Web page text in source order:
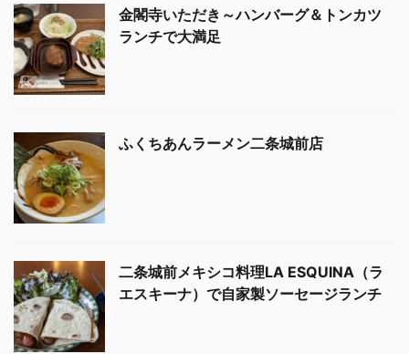
金閣寺いただき～ハンバーグ＆トンカツ
ランチで大満足
ふくちあんラーメン二条城前店
二条城前メキシコ料理LA ESQUINA（ラ
エスキーナ）で自家製ソーセージランチ